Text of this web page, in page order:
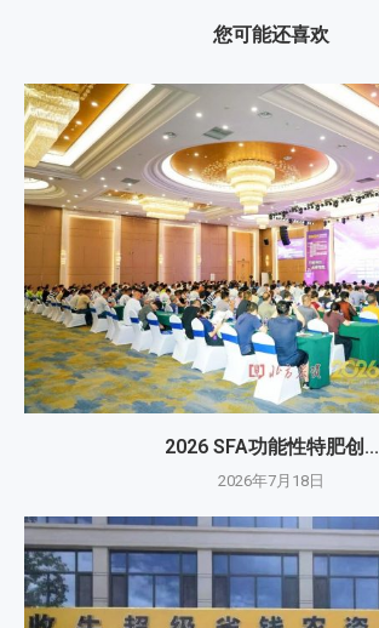
您可能还喜欢
2026 SFA功能性特肥创...
2026年7月18日